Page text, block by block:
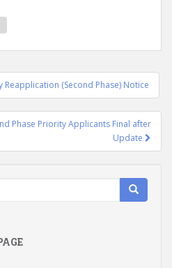
Reapplication (Second Phase) Notice
Phase Priority Applicants Final after
Update